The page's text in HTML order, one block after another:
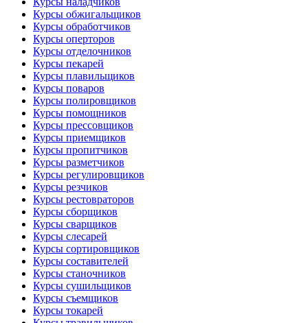
Курсы обжигальщиков
Курсы обработчиков
Курсы оперторов
Курсы отделочников
Курсы пекарей
Курсы плавильщиков
Курсы поваров
Курсы полировщиков
Курсы помощников
Курсы прессовщиков
Курсы приемщиков
Курсы пропитчиков
Курсы разметчиков
Курсы регулировщиков
Курсы резчиков
Курсы рестовраторов
Курсы сборщиков
Курсы сварщиков
Курсы слесарей
Курсы сортировщиков
Курсы составителей
Курсы станочников
Курсы сушильщиков
Курсы съемщиков
Курсы токарей